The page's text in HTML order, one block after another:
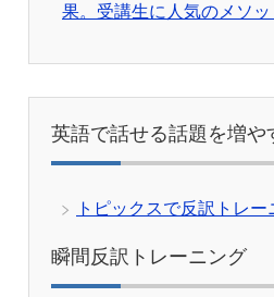
果。受講生に人気のメソッ
英語で話せる話題を増や
トピックスで反訳トレー
瞬間反訳トレーニング